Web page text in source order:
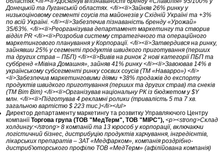
Донецькій та Луганській областях. </li><li>Зайняв 26% ринку у
низькоціновому сегменті соусів та майонезів у Східній Україні та +3%
по всій Україні. </li><li>Забезпечив пізнаваність бренду «Урожай»
35/63%. </li><li>Реорганізував департамент маркетингу та створив
відділ PR </li><li>Розробив систему стратегічного та операційного
маркетингового планування у Корпорації. </li><li>Затвердився на ринку,
зайнявши 25% у сегменті продуктів швидкого приготування (перших
та других страв – ПБП) </li><li>Вивів на ринок 2 нові категорії ПБП та
суббренд «Мівіна Домашня», зайняв 41% ринку </li><li>Завоював 14% в
українському субсегменті ринку соєвих соусів (ТМ «Наварро») </li>
<li>Забезпечив маркетинговими діями +38% продажів до експорту
продуктів швидкого приготування (перших та других страв) та снеків
(ТМ Bim Bim) </li><li>Організував національну РК із бюджетом у $Y
млн. </li><li>Підготував 4 рекламні ролики (тривалість 5 та 7 хв.
загальною вартістю $ 223 тис.)</li></ul>
Директор департаменту маркетингу та розвитку Управляючого Центру
компаніїТоргова група (ТОВ "МедТерм", ТОВ "МІРС"), <p><strong>Склад
холдингу:</strong> 8 компаній та 13 юрособ у корпорації, включаючи
логістичний бізнес, дистрибуцію продуктів харчування, інгредієнтів,
лікарських препаратів – ЗАТ «Медфарком», компанія роздрібно-
дистриб'юторського профілю ТОВ «МедТерм» (афілійована компанія)